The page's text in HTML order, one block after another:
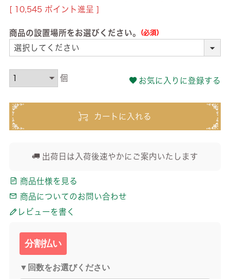
[ 10,545 ポイント進呈 ]
商品の設置場所をお選びください。
お気に入りに登録する
カートに入れる
出荷日は入荷後速やかにご案内いたします
商品仕様を見る
商品についてのお問い合わせ
レビューを書く
分割払い
▼回数をお選びください